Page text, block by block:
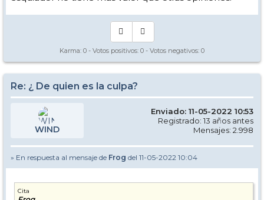
Karma: 0 - Votos positivos: 0 - Votos negativos: 0
Re: ¿ De quien es la culpa?
WIND
Enviado: 11-05-2022 10:53
Registrado: 13 años antes
Mensajes: 2.998
» En respuesta al mensaje de Frog del 11-05-2022 10:04
Cita